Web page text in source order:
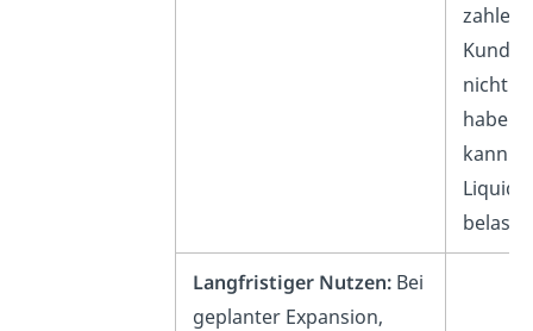
nicht
haben
kann
Langfristiger Nutzen: Bei
geplanter Expansion,